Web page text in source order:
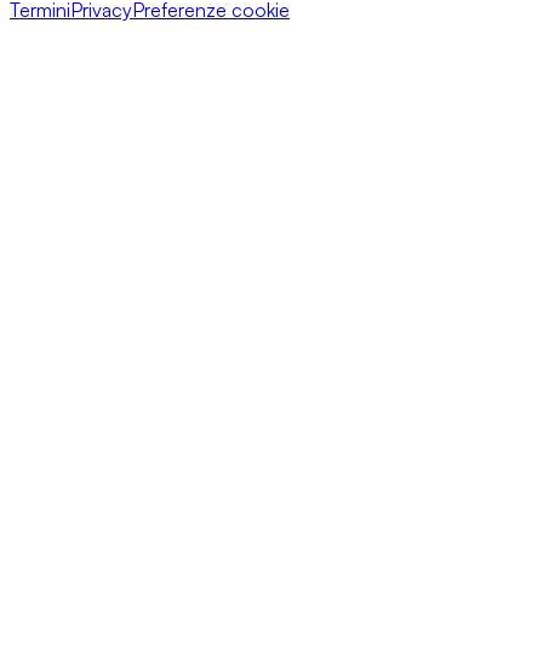
TerminiPrivacyPreferenze cookie